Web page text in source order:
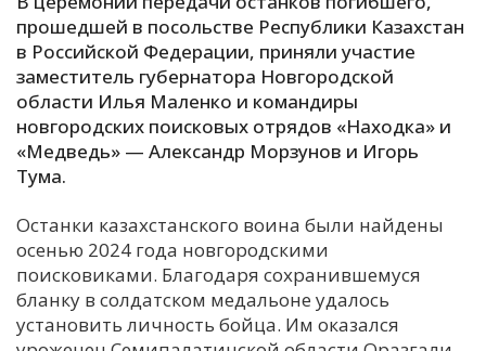
И
К
М
Н
Т
У
Х
Ч
Я
прошедшей в посольстве Республики Казахстан
в Российской Федерации, приняли участие
заместитель губернатора Новгородской
области Илья Маленко и командиры
новгородских поисковых отрядов «Находка» и
«Медведь» — Александр Морзунов и Игорь
Тума.
Останки казахстанского воина были найдены
осенью 2024 года новгородскими
поисковиками. Благодаря сохранившемуся
бланку в солдатском медальоне удалось
установить личность бойца. Им оказался